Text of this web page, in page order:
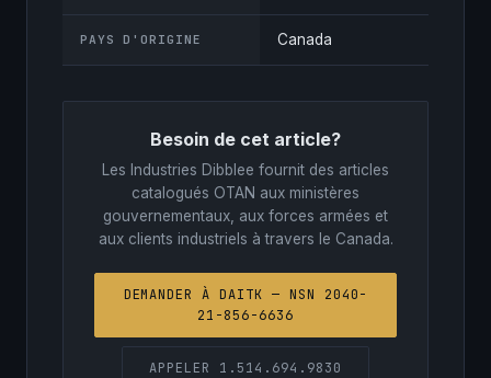
PAYS D'ORIGINE Canada
Besoin de cet article?
Les Industries Dibblee fournit des articles
catalogués OTAN aux ministères
gouvernementaux, aux forces armées et
aux clients industriels à travers le Canada.
DEMANDER À DAITK — NSN 2040-
21-856-6636
APPELER 1.514.694.9830